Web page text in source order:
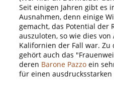
Seit einigen Jahren gibt es
Ausnahmen, denn einige
gemacht, das Potential der
auszuloten, so wie dies
Kalifornien der Fall war.
gehört auch das
deren Barone Pazzoein
für einen